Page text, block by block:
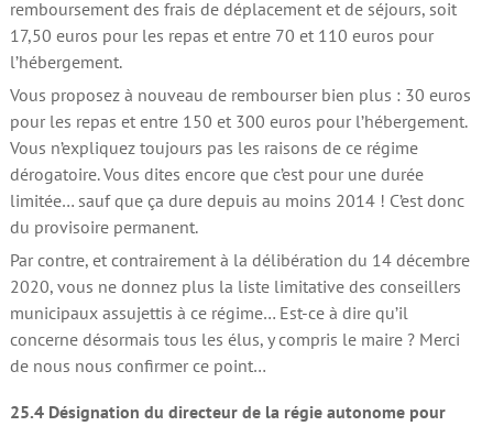
remboursement des frais de déplacement et de séjours, soit
17,50 euros pour les repas et entre 70 et 110 euros pour
l’hébergement.
Vous proposez à nouveau de rembourser bien plus : 30 euros
pour les repas et entre 150 et 300 euros pour l’hébergement.
Vous n’expliquez toujours pas les raisons de ce régime
dérogatoire. Vous dites encore que c’est pour une durée
limitée… sauf que ça dure depuis au moins 2014 ! C’est donc
du provisoire permanent.
Par contre, et contrairement à la délibération du 14 décembre
2020, vous ne donnez plus la liste limitative des conseillers
municipaux assujettis à ce régime… Est-ce à dire qu’il
concerne désormais tous les élus, y compris le maire ? Merci
de nous nous confirmer ce point…
25.4 Désignation du directeur de la régie autonome pour